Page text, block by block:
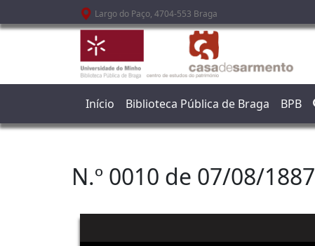
Passar para o conteúdo principal
Largo do Paço, 4704-553 Braga
Início Biblioteca Pública de Braga BPB
N.º 0010 de 07/08/1887